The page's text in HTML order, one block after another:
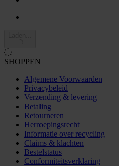
SHOPPEN
Algemene Voorwaarden
Privacybeleid
Verzending & levering
Betaling
Retourneren
Herroepingsrecht
Informatie over recycling
Claims & klachten
Bestelstatus
Conformiteitsverklaring